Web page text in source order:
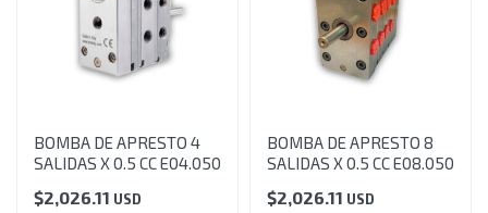
BOMBA DE APRESTO 4
SALIDAS X 0.5 CC E04.050
$2,026.11 USD
BOMBA DE APRESTO 8
SALIDAS X 0.5 CC E08.050
$2,026.11 USD